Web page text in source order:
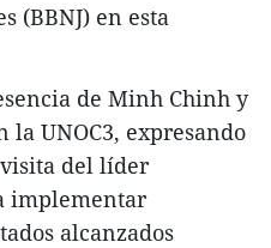
(BBNJ) en esta
de Minh Chinh y
la UNOC3, expresando
del líder
implementar
alcanzados